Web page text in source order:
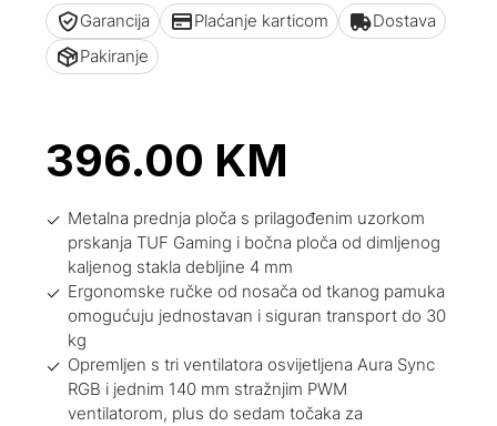
Garancija Plaćanje karticom
Dostava
Pakiranje
396.00 KM
Metalna prednja ploča s prilagođenim uzorkom
prskanja TUF Gaming i bočna ploča od dimljenog
kaljenog stakla debljine 4 mm
Ergonomske ručke od nosača od tkanog pamuka
omogućuju jednostavan i siguran transport do 30
kg
Opremljen s tri ventilatora osvijetljena Aura Sync
RGB i jednim 140 mm stražnjim PWM
ventilatorom, plus do sedam točaka za